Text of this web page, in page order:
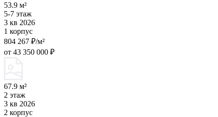
53.9 м²
5-7 этаж
3 кв 2026
1 корпус
804 267 ₽/м²
от 43 350 000 ₽
67.9 м²
2 этаж
3 кв 2026
2 корпус